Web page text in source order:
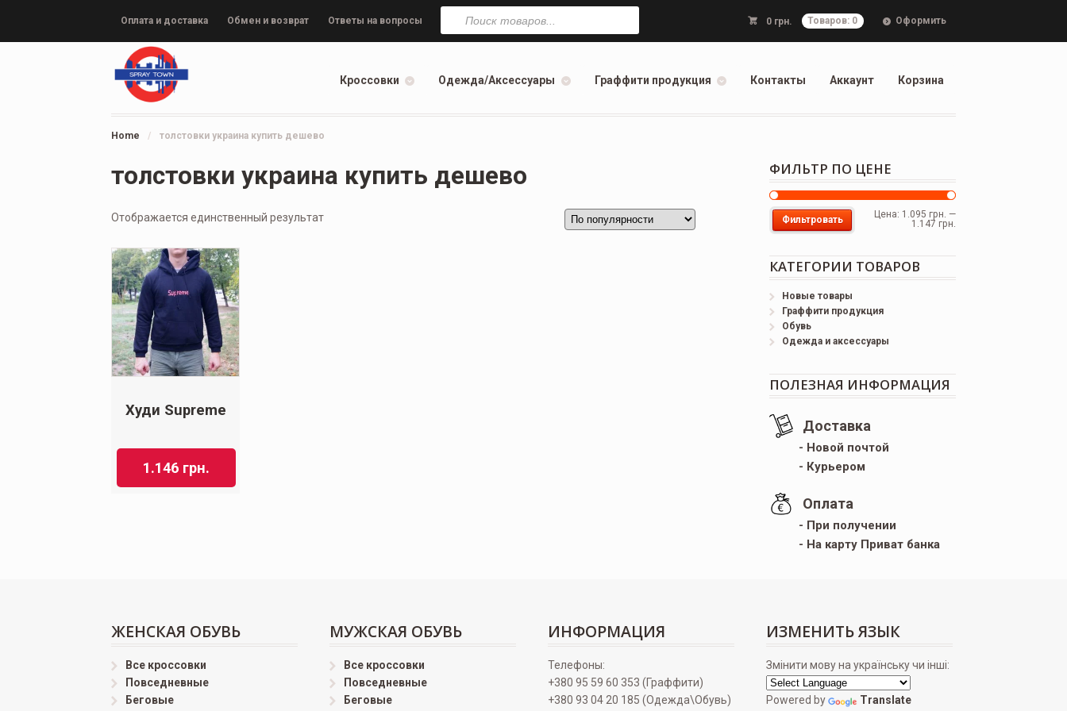
Оплата и доставка Обмен и возврат Ответы на вопросы 0 грн. Товаров: 0 Оформить
Поиск
товаров
Кроссовки Одежда/Аксессуары Граффити продукция Контакты Аккаунт Корзина
Home / толстовки украина купить дешево
толстовки украина купить дешево
Отображается единственный результат
Худи Supreme
1.146 грн.
ФИЛЬТР ПО ЦЕНЕ
Фильтровать Цена: 1.095 грн. —
1.147 грн.
КАТЕГОРИИ ТОВАРОВ
Новые товары
Граффити продукция
Обувь
Одежда и аксессуары
ПОЛЕЗНАЯ ИНФОРМАЦИЯ
Доставка
- Новой почтой
- Курьером
Оплата
- При получении
- На карту Приват банка
ЖЕНСКАЯ ОБУВЬ
Все кроссовки
Повседневные
Беговые
МУЖСКАЯ ОБУВЬ
Все кроссовки
Повседневные
Беговые
ИНФОРМАЦИЯ
Телефоны:
+380 95 59 60 353 (Граффити)
+380 93 04 20 185 (Одежда\Обувь)
ИЗМЕНИТЬ ЯЗЫК
Змінити мову на українську чи інші:
Powered by Translate